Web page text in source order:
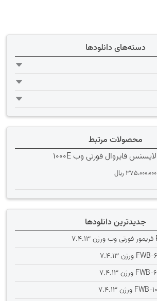
دسته‌های دانلودها
محصولات مرتبط
لایسنس فایروال فورتی وب 1000E
375،000،000 ﷼
جدیدترین دانلودها